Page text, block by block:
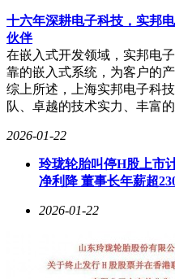
十六年深耕电子科技，实邦
伙伴
在嵌入式开发领域，实邦电
靠的嵌入式系统，为客户的
综上所述，上海实邦电子科
队、卓越的技术实力、丰富
2026-01-22
玲珑轮胎叫停H股上市
净利降 董事长年薪超
2026-01-22